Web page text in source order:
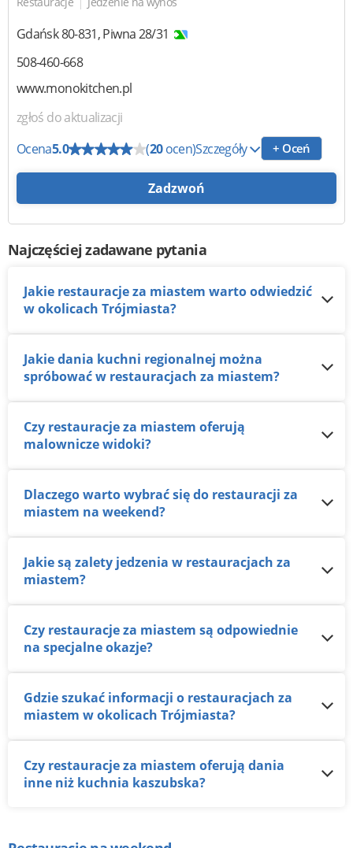
Gdańsk80-831,Piwna 28/31
508-460-668
www.monokitchen.pl
zgłoś do aktualizacji
Ocena5.0 (20ocen)Szczegóły + Oceń
Zadzwoń
Najczęściej zadawane pytania
Jakie restauracje za miastem warto odwiedzić
w okolicach Trójmiasta?
Jakie dania kuchni regionalnej można
spróbować w restauracjach za miastem?
Czy restauracje za miastem oferują
malownicze widoki?
Dlaczego warto wybrać się do restauracji za
miastem na weekend?
Jakie są zalety jedzenia w restauracjach za
miastem?
Czy restauracje za miastem są odpowiednie
na specjalne okazje?
Gdzie szukać informacji o restauracjach za
miastem w okolicach Trójmiasta?
Czy restauracje za miastem oferują dania
inne niż kuchnia kaszubska?